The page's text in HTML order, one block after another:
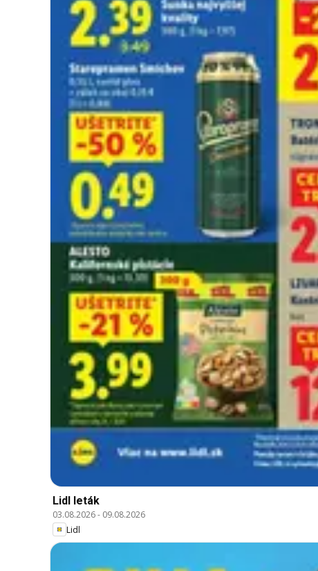
Lidl leták
03.08.2026- 09.08.2026
Lidl